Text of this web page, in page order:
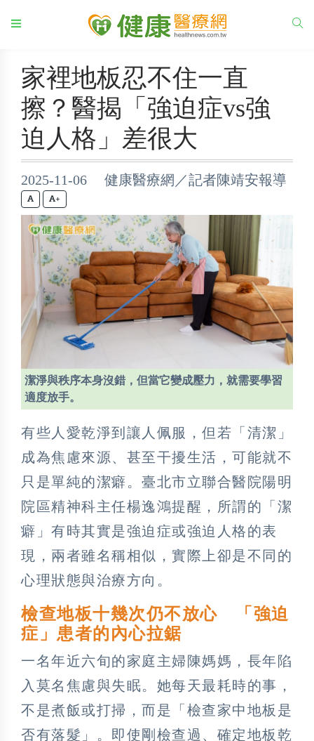
家裡地板忍不住一直
擦？醫揭「強迫症vs強
迫人格」差很大
2025-11-06 健康醫療網／記者陳靖安報導
+
潔淨與秩序本身沒錯，但當它變成壓力，就需要學習
適度放手。
有些人愛乾淨到讓人佩服，但若「清潔」
成為焦慮來源、甚至干擾生活，可能就不
只是單純的潔癖。臺北市立聯合醫院陽明
院區精神科主任楊逸鴻提醒，所謂的「潔
癖」有時其實是強迫症或強迫人格的表
現，兩者雖名稱相似，實際上卻是不同的
心理狀態與治療方向。
檢查地板十幾次仍不放心 「強迫
症」患者的內心拉鋸
一名年近六旬的家庭主婦陳媽媽，長年陷
入莫名焦慮與失眠。她每天最耗時的事，
不是煮飯或打掃，而是「檢查家中地板是
否有落髮」。即使剛檢查過、確定地板乾